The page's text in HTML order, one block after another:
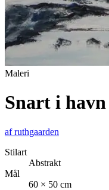
Maleri
Snart i
afruthgaarden
Stilart
Abstrakt
Mål
60 × 50 cm